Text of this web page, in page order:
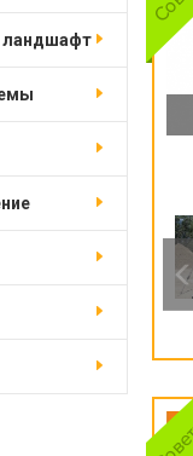
ландшафт